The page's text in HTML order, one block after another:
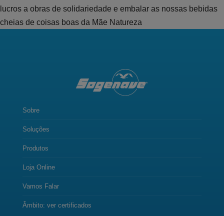
lucros a obras de solidariedade e embalar as nossas bebidas
cheias de coisas boas da Mãe Natureza
Sobre
Soluções
Produtos
Loja Online
Vamos Falar
Âmbito: ver certificados